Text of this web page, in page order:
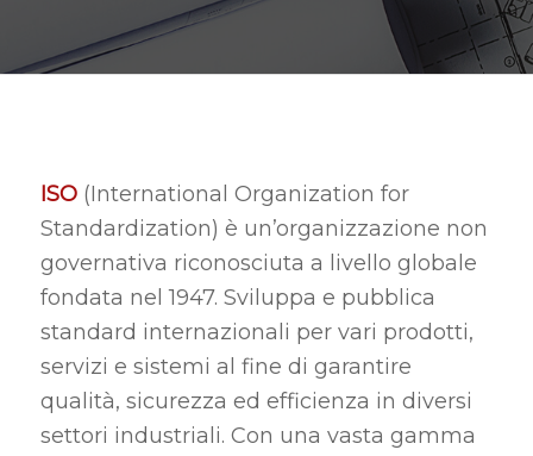
ISO(International Organization for
Standardization) è un’organizzazione non
governativa riconosciuta a livello globale
fondata nel 1947. Sviluppa e pubblica
standard internazionali per vari prodotti,
servizi e sistemi al fine di garantire
qualità, sicurezza ed efficienza in diversi
settori industriali. Con una vasta gamma